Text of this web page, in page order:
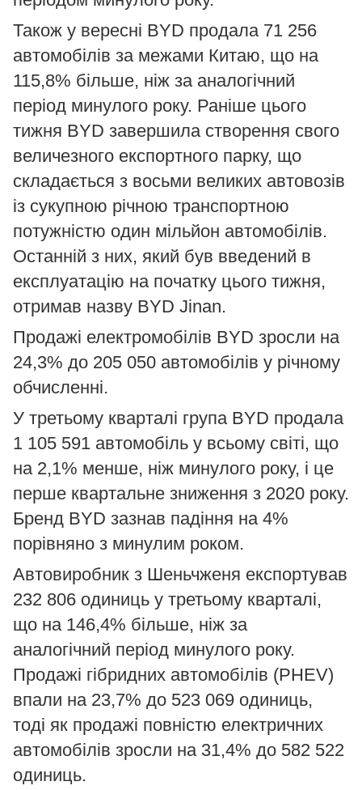
Також у вересні BYD продала 71 256
автомобілів за межами Китаю, що на
115,8% більше, ніж за аналогічний
період минулого року. Раніше цього
тижня BYD завершила створення свого
величезного експортного парку, що
складається з восьми великих автовозів
із сукупною річною транспортною
потужністю один мільйон автомобілів.
Останній з них, який був введений в
експлуатацію на початку цього тижня,
отримав назву BYD Jinan.
Продажі електромобілів BYD зросли на
24,3% до 205 050 автомобілів у річному
обчисленні.
У третьому кварталі група BYD продала
1 105 591 автомобіль у всьому світі, що
на 2,1% менше, ніж минулого року, і це
перше квартальне зниження з 2020 року.
Бренд BYD зазнав падіння на 4%
порівняно з минулим роком.
Автовиробник з Шеньчженя експортував
232 806 одиниць у третьому кварталі,
що на 146,4% більше, ніж за
аналогічний період минулого року.
Продажі гібридних автомобілів (PHEV)
впали на 23,7% до 523 069 одиниць,
тоді як продажі повністю електричних
автомобілів зросли на 31,4% до 582 522
одиниць.